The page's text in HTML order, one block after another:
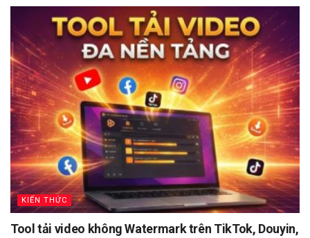
KIẾN THỨC
Tool tải video không Watermark trên TikTok, Douyin,